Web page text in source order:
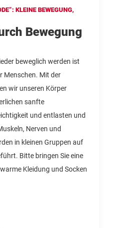
KLEINE BEWEGUNG,
Bewegung
beweglich werden ist
Menschen. Mit der
wir unseren Körper
sanfte
und entlasten und
Nerven und
in kleinen Gruppen auf
Bitte bringen Sie eine
Kleidung und Socken